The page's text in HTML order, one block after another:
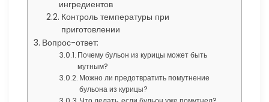
ингредиентов
Контроль температуры при
приготовлении
Вопрос-ответ:
Почему бульон из курицы может быть
мутным?
Можно ли предотвратить помутнение
бульона из курицы?